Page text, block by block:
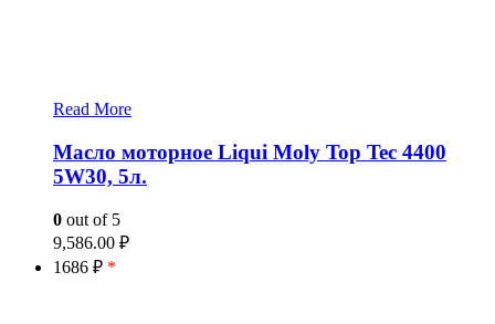
Read More
Масло моторное Liqui Moly Top Tec 4400
5W30, 5л.
0 out of 5
9,586.00 ₽
1686 ₽ *